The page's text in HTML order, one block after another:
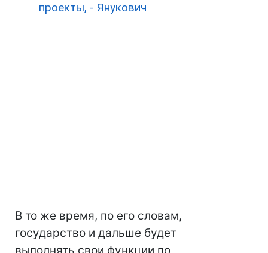
проекты, - Янукович
В то же время, по его словам,
государство и дальше будет